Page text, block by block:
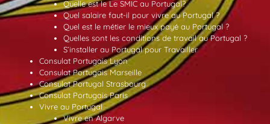
Quelle est le Le SMIC au Portugal?
Quel salaire faut-il pour vivre au Portugal ?
Quel est le métier le mieux payé au Portugal ?
Quelles sont les conditions de travail au Portugal ?
S’installer au Portugal pour Travailler
Consulat Portugais Lyon
Consulat Portugais Marseille
Consulat Portugal Strasbourg
Consulat Portugais Paris
Vivre au Portugal
Vivre en Algarve